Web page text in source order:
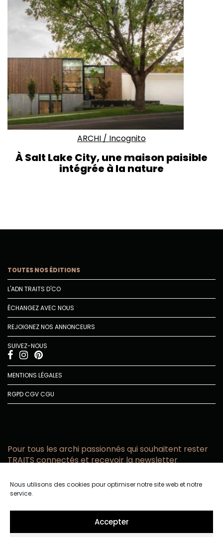
Nous utilisons des cookies pour optimiser notre site web et notre
service.
Accepter
ARCHI / Incognito
À Salt Lake City, une maison paisible
intégrée à la nature
TOUTES NOS ÉDITIONS
L'ADN TRAITS D'CO
ÉCHANGEZ AVEC NOUS
REJOIGNEZ NOS ANNONCEURS
SUIVEZ-NOUS
MENTIONS LÉGALES
RGPDCGVCGU
Pour tous les archi passionnés qui souhaitent rester
TRAITS connectés et recevoir la newsletter
email
confidentialité.